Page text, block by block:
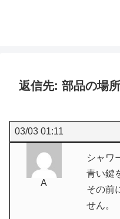
返信先: 部品の場所
03/03 01:11
A
シャワ
青い鍵
その前
せん。